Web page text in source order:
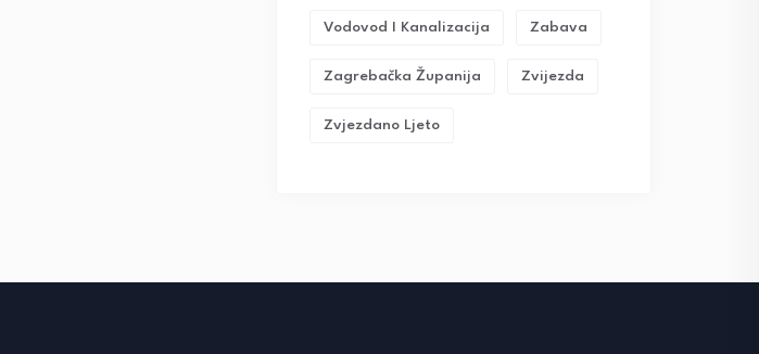
Vodovod I Kanalizacija Zabava
Zagrebačka Županija Zvijezda
Zvjezdano Ljeto